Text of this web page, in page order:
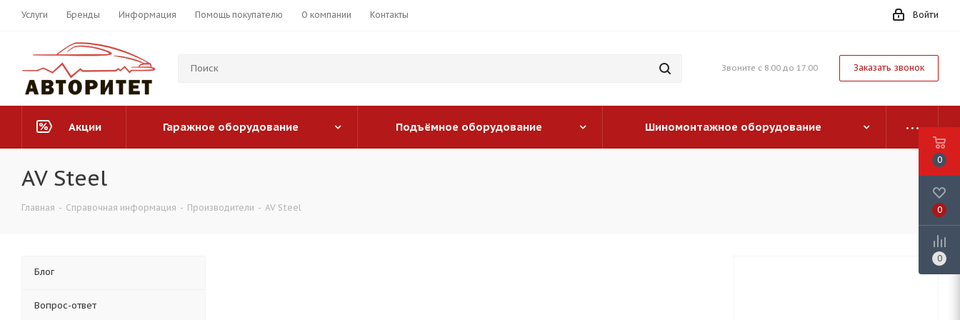
Услуги Бренды Информация Помощь покупателю О компании Контакты Войти
Звоните с 8:00 до 17:00 Заказать звонок
Акции Гаражное оборудование Подъёмное оборудование Шиномонтажное оборудование
AV Steel
Главная - Справочная информация - Производители - AV Steel
Блог
Вопрос-ответ
0
0
0